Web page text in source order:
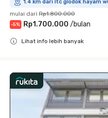
1.4 km dari ltc glodok hayam
mulai dari Rp1.800.000
-5% Rp1.700.000 /bulan
Lihat info lebih banyak